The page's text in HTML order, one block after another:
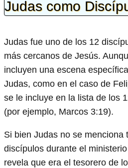
Judas como
Judas fue uno de los 12
más cercanos de Jesús.
incluyen una escena
Judas, como en el caso de
se le incluye en la lista de los
(por ejemplo, Marcos 3:19).
Si bien Judas no se menciona
discípulos durante el
revela que era el tesorero de